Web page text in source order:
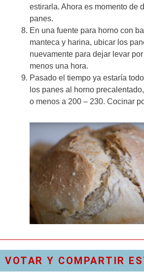
estirarla. Ahora es momento de
panes.
En una fuente para horno con
manteca y harina, ubicar los
nuevamente para dejar levar por
menos una hora.
Pasado el tiempo ya estaría
los panes al horno
o menos a 200 – 230. Cocinar
VOTAR Y COMPARTIR